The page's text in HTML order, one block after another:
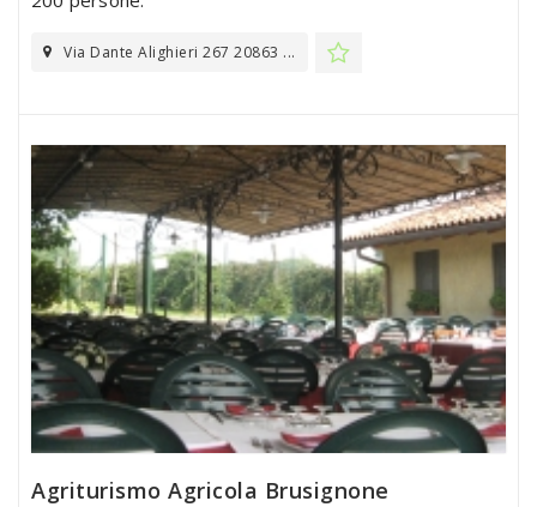
Via Dante Alighieri 267 20863 ...
Agriturismo Agricola Brusignone